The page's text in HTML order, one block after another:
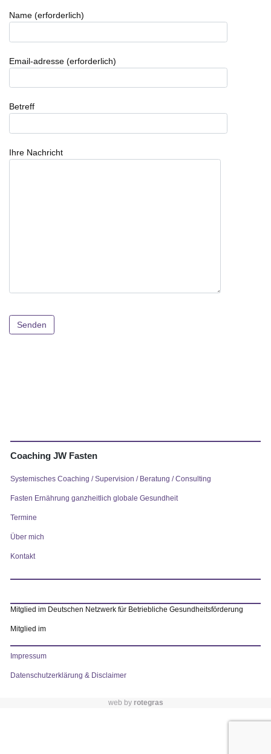
Name (erforderlich)
Email-adresse (erforderlich)
Betreff
Ihre Nachricht
Coaching JW Fasten
Systemisches Coaching / Supervision / Beratung / Consulting
Fasten Ernährung ganzheitlich globale Gesundheit
Termine
Über mich
Kontakt
Mitglied im Deutschen Netzwerk für Betriebliche Gesundheitsförderung
Mitglied im
Impressum
Datenschutzerklärung & Disclaimer
web by rotegras